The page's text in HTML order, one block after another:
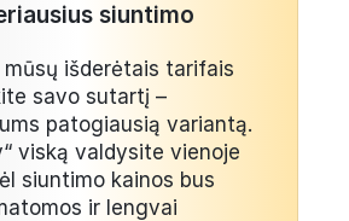
siuntimo
mūsų išderėtais tarifais
savo sutartį –
patogiausią variantą.
viską valdysite vienoje
siuntimo kainos bus
ir lengvai